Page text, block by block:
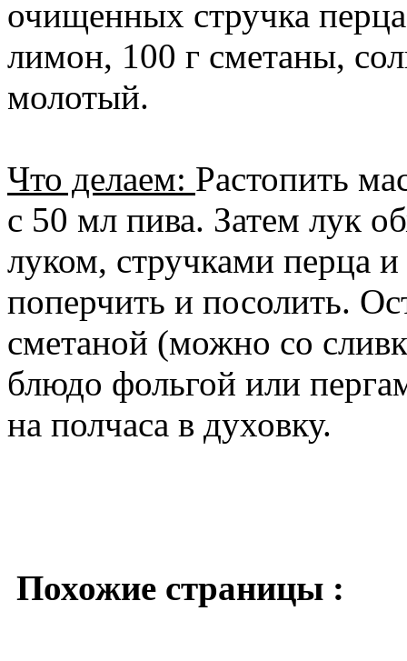
очищенных стручка
лимон, 100 г сметаны,
молотый.
Что делаем: Растопить
с 50 мл пива. Затем лук
луком, стручками перца
поперчить и посолить.
сметаной (можно со
блюдо фольгой или
на полчаса в духовку.
Похожие страницы :